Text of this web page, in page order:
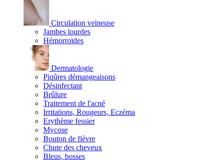
Circulation veineuse
Jambes lourdes
Hémorroïdes
Dermatologie
Piqûres démangeaisons
Désinfectant
Brûlure
Traitement de l'acné
Irritations, Rougeurs, Eczéma
Erythème fessier
Mycose
Bouton de fièvre
Chute des cheveux
Bleus, bosses